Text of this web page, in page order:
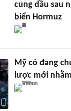
cung dầu sau
biển Hormuz
Mỹ có đang
lược mới